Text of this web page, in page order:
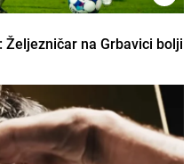
Željezničar na Grbavici bolji